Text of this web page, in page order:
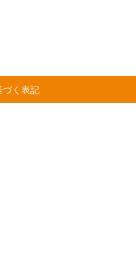
づく表記